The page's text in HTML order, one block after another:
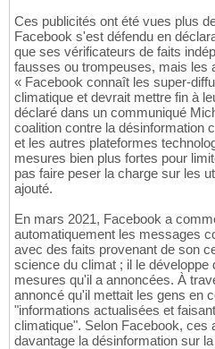
Ces publicités ont été vues plus
Facebook s'est défendu en
que ses vérificateurs de faits
fausses ou trompeuses, mais les
« Facebook connaît les super-
climatique et devrait mettre fin à
déclaré dans un communiqué
coalition contre la désinformation
et les autres plateformes
mesures bien plus fortes pour
pas faire peser la charge sur les
ajouté.
En mars 2021, Facebook a
automatiquement les messages
avec des faits provenant de son
science du climat ; il le développe
mesures qu'il a annoncées. À
annoncé qu'il mettait les gens en
"informations actualisées et
climatique". Selon Facebook, ces
davantage la désinformation sur